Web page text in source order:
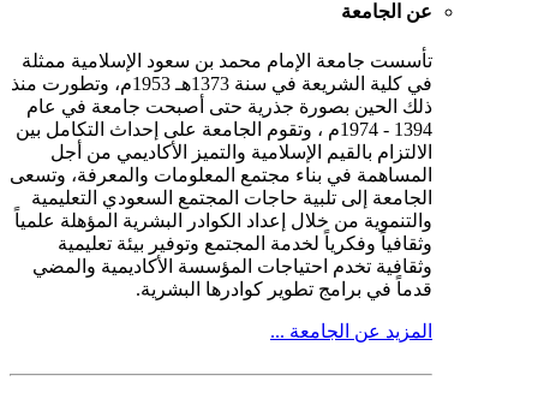
عن الجامعة
تأسست جامعة الإمام محمد بن سعود الإسلامية ممثلة
في كلية الشريعة في سنة 1373هـ 1953م، وتطورت منذ
ذلك الحين بصورة جذرية حتى أصبحت جامعة في عام
1394 - 1974م ، وتقوم الجامعة على إحداث التكامل بين
الالتزام بالقيم الإسلامية والتميز الأكاديمي من أجل
المساهمة في بناء مجتمع المعلومات والمعرفة، وتسعى
الجامعة إلى تلبية حاجات المجتمع السعودي التعليمية
والتنموية من خلال إعداد الكوادر البشرية المؤهلة علمياً
وثقافياً وفكرياً لخدمة المجتمع وتوفير بيئة تعليمية
وثقافية تخدم احتياجات المؤسسة الأكاديمية والمضي
قدماً في برامج تطوير كوادرها البشرية.
المزيد عن الجامعة ...